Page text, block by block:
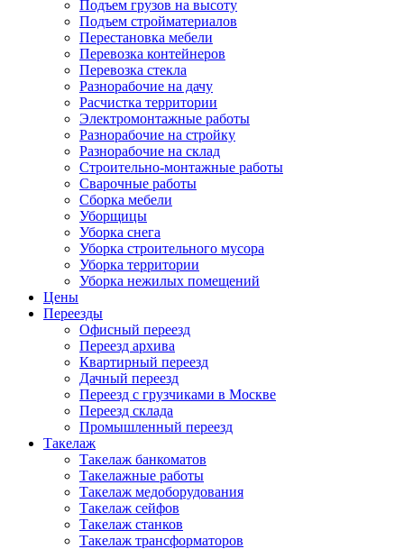
Подъем грузов на высоту
Подъем стройматериалов
Перестановка мебели
Перевозка контейнеров
Перевозка стекла
Разнорабочие на дачу
Расчистка территории
Электромонтажные работы
Разнорабочие на стройку
Разнорабочие на склад
Строительно-монтажные работы
Сварочные работы
Сборка мебели
Уборщицы
Уборка снега
Уборка строительного мусора
Уборка территории
Уборка нежилых помещений
Цены
Переезды
Офисный переезд
Переезд архива
Квартирный переезд
Дачный переезд
Переезд с грузчиками в Москве
Переезд склада
Промышленный переезд
Такелаж
Такелаж банкоматов
Такелажные работы
Такелаж медоборудования
Такелаж сейфов
Такелаж станков
Такелаж трансформаторов